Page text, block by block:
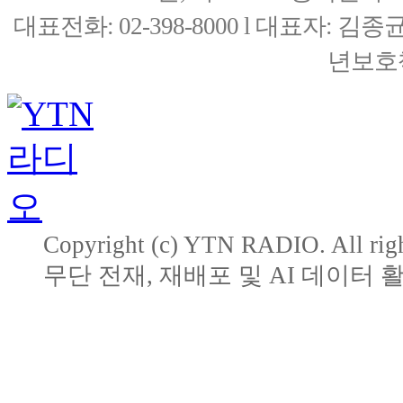
대표전화: 02-398-8000 l 대표자: 김종
년보
Copyright (c) YTN RADIO. All
무단 전재, 재배포 및 AI 데이터